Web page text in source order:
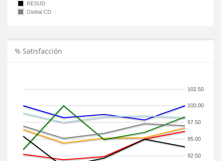
RESUD
Global CD
% Satisfacción
92.50
95.00
97.50
100.00
102.50